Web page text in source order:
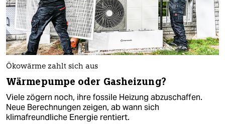
Ökowärme zahlt sich aus
Wärmepumpe oder Gasheizung?
Viele zögern noch, ihre fossile Heizung abzuschaffen.
Neue Berechnungen zeigen, ab wann sich
klimafreundliche Energie rentiert.